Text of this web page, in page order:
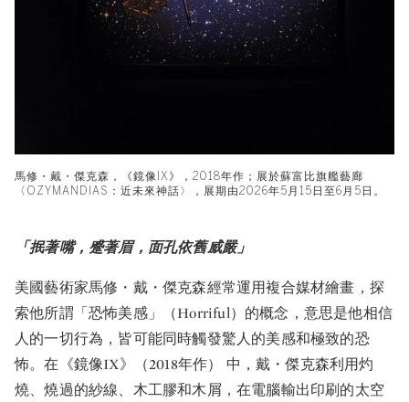
馬修・戴・傑克森，《鏡像IX》，2018年作；展於蘇富比旗艦藝廊
〈OZYMANDIAS：近未來神話〉，展期由2026年5月15日至6月5日。
「抿著嘴，蹙著眉，面孔依舊威嚴」
美國藝術家馬修・戴・傑克森經常運用複合媒材繪畫，探
索他所謂「恐怖美感」（Horriful）的概念，意思是他相信
人的一切行為，皆可能同時觸發驚人的美感和極致的恐
怖。在《鏡像IX》（2018年作） 中，戴・傑克森利用灼
燒、燒過的紗線、木工膠和木屑，在電腦輸出印刷的太空